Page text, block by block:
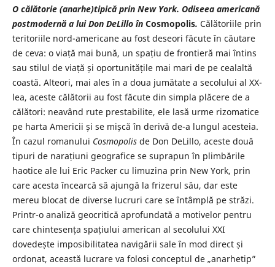
O călătorie (anarhe)tipică prin New York. Odiseea americană
postmodernă a lui Don DeLillo în Cosmopolis. Călătoriile prin
teritoriile nord-americane au fost deseori făcute în căutare
de ceva: o viață mai bună, un spațiu de frontieră mai întins
sau stilul de viață și oportunitățile mai mari de pe cealaltă
coastă. Alteori, mai ales în a doua jumătate a secolului al XX-
lea, aceste călătorii au fost făcute din simpla plăcere de a
călători: neavând rute prestabilite, ele lasă urme rizomatice
pe harta Americii și se mișcă în derivă de-a lungul acesteia.
În cazul romanului Cosmopolisde Don DeLillo, aceste două
tipuri de narațiuni geografice se suprapun în plimbările
haotice ale lui Eric Packer cu limuzina prin New York, prin
care acesta încearcă să ajungă la frizerul său, dar este
mereu blocat de diverse lucruri care se întâmplă pe străzi.
Printr-o analiză geocritică aprofundată a motivelor pentru
care chintesența spațiului american al secolului XXI
dovedește imposibilitatea navigării sale în mod direct și
ordonat, această lucrare va folosi conceptul de „anarhetip”